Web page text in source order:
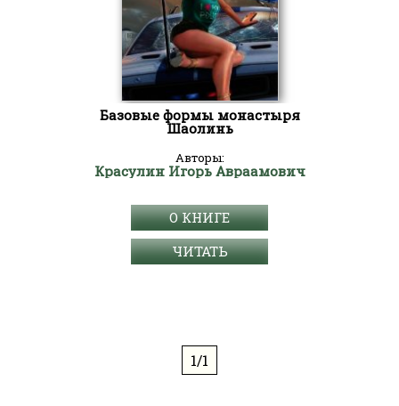
Базовые формы монастыря
Шаолинь
Авторы:
Красулин Игорь Авраамович
О КНИГЕ
ЧИТАТЬ
1/1